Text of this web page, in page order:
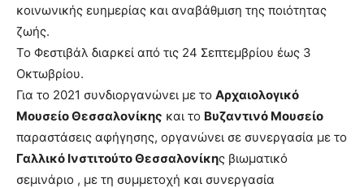
κοινωνικής ευημερίας και αναβάθμιση της ποιότητας
ζωής.
Το Φεστιβάλ διαρκεί από τις 24 Σεπτεμβρίου έως 3
Οκτωβρίου.
Για το 2021 συνδιοργανώνει με το Αρχαιολογικό
Μουσείο Θεσσαλονίκης και το Βυζαντινό Μουσείο
παραστάσεις αφήγησης, οργανώνει σε συνεργασία με το
Γαλλικό Ινστιτούτο Θεσσαλονίκης βιωματικό
σεμινάριο , με τη συμμετοχή και συνεργασία